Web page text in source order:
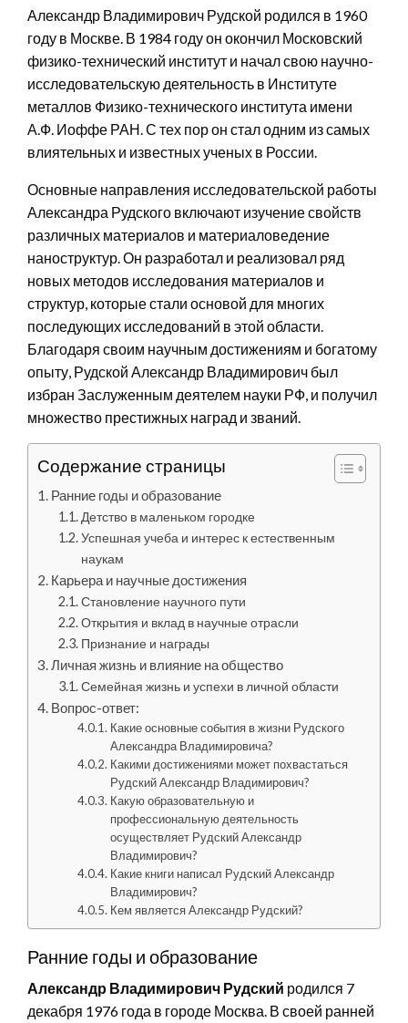
Александр Владимирович Рудской родился в 1960
году в Москве. В 1984 году он окончил Московский
физико-технический институт и начал свою научно-
исследовательскую деятельность в Институте
металлов Физико-технического института имени
А.Ф. Иоффе РАН. С тех пор он стал одним из самых
влиятельных и известных ученых в России.
Основные направления исследовательской работы
Александра Рудского включают изучение свойств
различных материалов и материаловедение
наноструктур. Он разработал и реализовал ряд
новых методов исследования материалов и
структур, которые стали основой для многих
последующих исследований в этой области.
Благодаря своим научным достижениям и богатому
опыту, Рудской Александр Владимирович был
избран Заслуженным деятелем науки РФ, и получил
множество престижных наград и званий.
Содержание страницы
Ранние годы и образование
Детство в маленьком городке
Успешная учеба и интерес к естественным
наукам
Карьера и научные достижения
Становление научного пути
Открытия и вклад в научные отрасли
Признание и награды
Личная жизнь и влияние на общество
Семейная жизнь и успехи в личной области
Вопрос-ответ:
Какие основные события в жизни Рудского
Александра Владимировича?
Какими достижениями может похвастаться
Рудский Александр Владимирович?
Какую образовательную и
профессиональную деятельность
осуществляет Рудский Александр
Владимирович?
Какие книги написал Рудский Александр
Владимирович?
Кем является Александр Рудский?
Ранние годы и образование
Александр Владимирович Рудский родился 7
декабря 1976 года в городе Москва. В своей ранней